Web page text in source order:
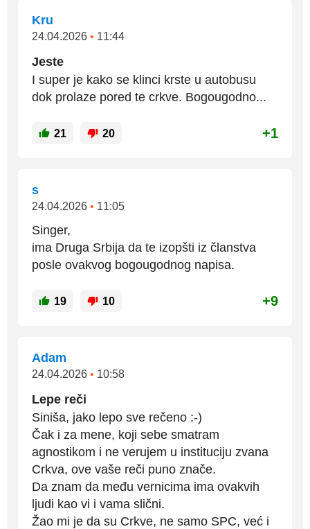
Kru
24.04.2026 • 11:44
Jeste
I super je kako se klinci krste u autobusu
dok prolaze pored te crkve. Bogougodno...
21 20 +1
s
24.04.2026 • 11:05
Singer,
ima Druga Srbija da te izopšti iz članstva
posle ovakvog bogougodnog napisa.
19 10 +9
Adam
24.04.2026 • 10:58
Lepe reči
Siniša, jako lepo sve rečeno :-)
Čak i za mene, koji sebe smatram
agnostikom i ne verujem u instituciju zvana
Crkva, ove vaše reči puno znače.
Da znam da među vernicima ima ovakvih
ljudi kao vi i vama slični.
Žao mi je da su Crkve, ne samo SPC, već i